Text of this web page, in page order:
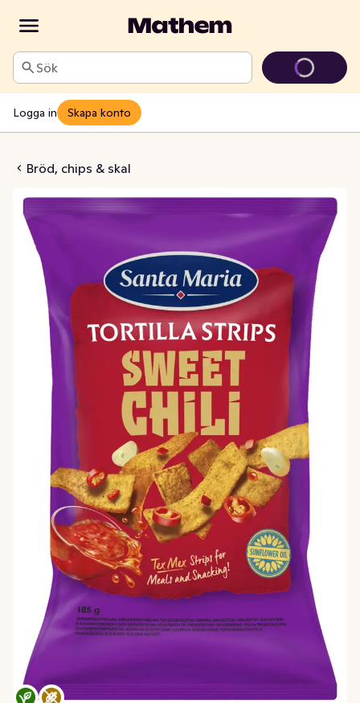
Sök
Logga in Skapa konto
Bröd, chips & skal
Sour Sweet Chili